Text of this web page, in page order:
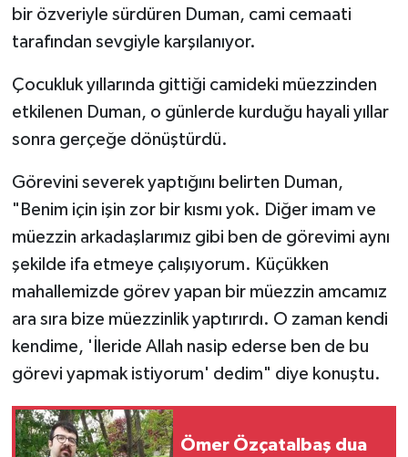
bir özveriyle sürdüren Duman, cami cemaati
tarafından sevgiyle karşılanıyor.
Çocukluk yıllarında gittiği camideki müezzinden
etkilenen Duman, o günlerde kurduğu hayali yıllar
sonra gerçeğe dönüştürdü.
Görevini severek yaptığını belirten Duman,
"Benim için işin zor bir kısmı yok. Diğer imam ve
müezzin arkadaşlarımız gibi ben de görevimi aynı
şekilde ifa etmeye çalışıyorum. Küçükken
mahallemizde görev yapan bir müezzin amcamız
ara sıra bize müezzinlik yaptırırdı. O zaman kendi
kendime, 'İleride Allah nasip ederse ben de bu
görevi yapmak istiyorum' dedim" diye konuştu.
Ömer Özçatalbaş dua